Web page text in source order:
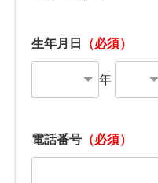
生年月日 （必須）
年
電話番号 （必須）